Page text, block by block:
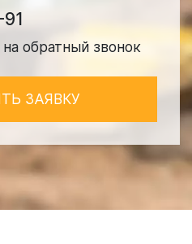
обратный звонок
ЗАЯВКУ